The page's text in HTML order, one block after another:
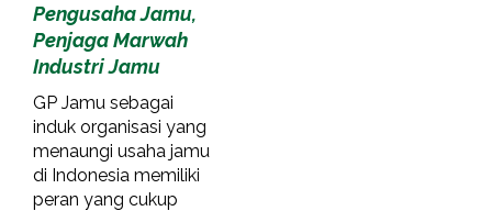
Pengusaha Jamu,
Penjaga Marwah
Industri Jamu
GP Jamu sebagai
induk organisasi yang
menaungi usaha jamu
di Indonesia memiliki
peran yang cukup